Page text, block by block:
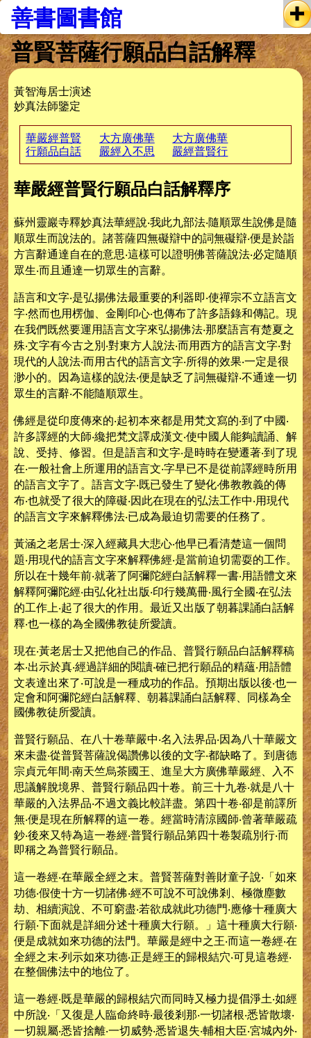
善書圖書館
普賢菩薩行願品白話解釋
黃智海居士演述
妙真法師鑒定
華嚴經普賢
行願品白話
解釋序
大方廣佛華
嚴經入不思
議解脫境界
普賢行願品
白話解釋的
大方廣佛華
嚴經普賢行
願品白話解
華嚴經普賢行願品白話解釋序
蘇州靈巖寺釋妙真法華經說‧我此九部法‧隨順眾生說佛是隨
順眾生而說法的。諸菩薩四無礙辯中的詞無礙辯‧便是於詣
方言辭通達自在的意思‧這樣可以證明佛菩薩說法‧必定隨順
眾生‧而且通達一切眾生的言辭。
語言和文字‧是弘揚佛法最重要的利器即‧使禪宗不立語言文
字‧然而也用楞伽、金剛印心‧也傳布了許多語錄和傳記。現
在我們既然要運用語言文字來弘揚佛法‧那麼語言有楚夏之
殊‧文字有今古之別‧對東方人說法‧而用西方的語言文字‧對
現代的人說法‧而用古代的語言文字‧所得的效果‧一定是很
渺小的。因為這樣的說法‧便是缺乏了詞無礙辯‧不通達一切
眾生的言辭‧不能隨順眾生。
佛經是從印度傳來的‧起初本來都是用梵文寫的‧到了中國‧
許多譯經的大師‧纔把梵文譯成漢文‧使中國人能夠讀誦、解
說、受持、修習。但是語言和文字‧是時時在變遷著‧到了現
在‧一般社會上所運用的語言文‧字早已不是從前譯經時所用
的語言文字了。語言文字‧既已發生了變化‧佛教教義的傳
布‧也就受了很大的障礙‧因此在現在的弘法工作中‧用現代
的語言文字來解釋佛法‧已成為最迫切需要的任務了。
黃涵之老居士‧深入經藏具大悲心‧他早已看清楚這一個問
題‧用現代的語言文字來解釋佛經‧是當前迫切需耍的工作。
所以在十幾年前‧就著了阿彌陀經白話解釋一書‧用語體文來
解釋阿彌陀經‧由弘化社出版‧印行幾萬冊‧風行全國‧在弘法
的工作上‧起了很大的作用。最近又出版了朝暮課誦白話解
釋‧也一樣的為全國佛教徒所愛讀。
現在‧黃老居士又把他自己的作品、普賢行願品白話解釋稿
本‧出示於真‧經過詳細的閱讀‧確已把行願品的精蘊‧用語體
文表達出來了‧可說是一種成功的作品。預期出版以後‧也一
定會和阿彌陀經白話解釋、朝暮課誦白話解釋、同樣為全
國佛教徒所愛讀。
普賢行願品、在八十卷華嚴中‧名入法界品‧因為八十華嚴文
來未盡‧從普賢菩薩說偈讚佛以後的文字‧都缺略了。到唐德
宗貞元年間‧南天竺烏茶國王、進呈大方廣佛華嚴經、入不
思議解脫境界、普賢行願品四十卷。前三十九卷‧就是八十
華嚴的入法界品‧不過文義比較詳盡。第四十卷‧卻是前譯所
無‧便是現在所解釋的這一卷。經當時清涼國師‧曾著華嚴疏
鈔‧後來又特為這一卷經‧普賢行願品第四十卷製疏別行‧而
即稱之為普賢行願品。
這一卷經‧在華嚴全經之末。普賢菩薩對善財童子說‧「如來
功德‧假使十方一切諸佛‧經不可說不可說佛剎、極微塵數
劫、相續演說、不可窮盡‧若欲成就此功德門‧應修十種廣大
行願‧下面就是詳細分述十種廣大行願。」這十種廣大行願‧
便是成就如來功德的法門。華嚴是經中之王‧而這一卷經‧在
全經之末‧列示如來功德‧正是經王的歸根結穴‧可見這卷經‧
在整個佛法中的地位了。
這一卷經‧既是華嚴的歸根結穴而同時又極力提倡淨土‧如經
中所說‧「又復是人臨命終時‧最後剎那‧一切諸根‧悉皆散壞‧
一切親屬‧悉皆捨離‧一切威勢‧悉皆退失‧輔相大臣‧宮城內外‧